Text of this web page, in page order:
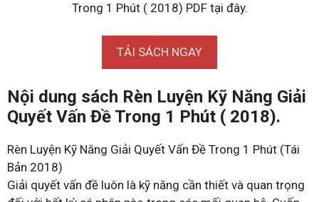
Trong 1 Phút ( 2018) PDF tại đây.
TẢI SÁCH NGAY
Nội dung sách Rèn Luyện Kỹ Năng Giải
Quyết Vấn Đề Trong 1 Phút ( 2018).
Rèn Luyện Kỹ Năng Giải Quyết Vấn Đề Trong 1 Phút (Tái
Bản 2018)
Giải quyết vấn đề luôn là kỹ năng cần thiết và quan trọng